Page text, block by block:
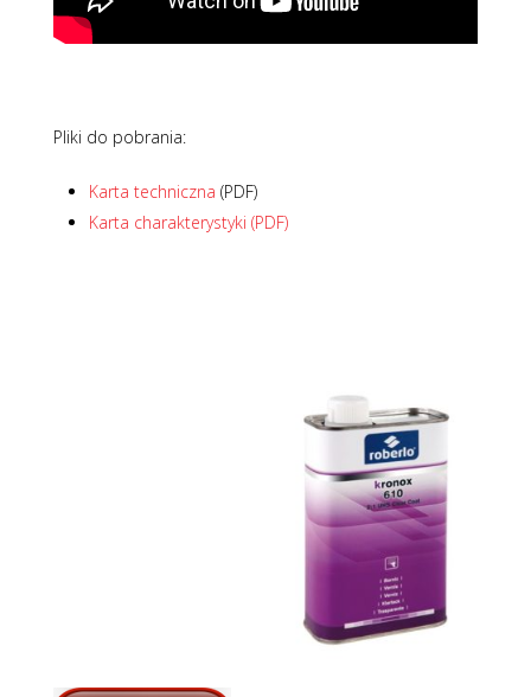
Pliki do pobrania:
Karta techniczna (PDF)
Karta charakterystyki (PDF)